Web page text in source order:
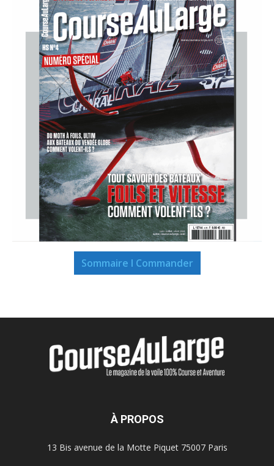
Sommaire I Commander
À PROPOS
13 Bis avenue de la Motte Piquet 75007 Paris